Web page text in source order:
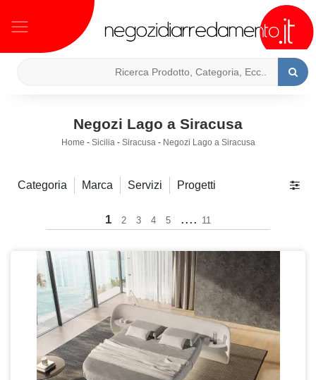
Negozi Lago a Siracusa
Home - Sicilia- Siracusa- Negozi Lago a Siracusa
Categoria Marca Servizi Progetti
1 2 3 4 5 .... 11